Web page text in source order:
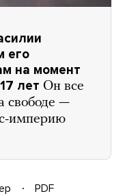
его
на момент
лет Он все
свободе —
империю
PDF